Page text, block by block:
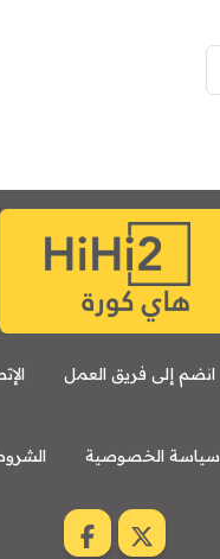
انضم إلى فريق العمل
سياسة الخصوصية